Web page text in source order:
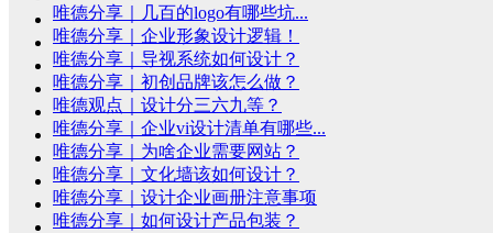
唯德分享｜几百的logo有哪些坑...
唯德分享｜企业形象设计逻辑！
唯德分享｜导视系统如何设计？
唯德分享｜初创品牌该怎么做？
唯德观点｜设计分三六九等？
唯德分享｜企业vi设计清单有哪些...
唯德分享｜为啥企业需要网站？
唯德分享｜文化墙该如何设计？
唯德分享｜设计企业画册注意事项
唯德分享｜如何设计产品包装？